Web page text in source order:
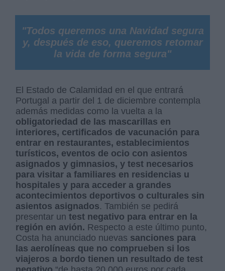
"Todos queremos una Navidad segura
y, después de eso, queremos retomar
la vida de forma segura"
El Estado de Calamidad en el que entrará
Portugal a partir del 1 de diciembre contempla
además medidas como la vuelta a la
obligatoriedad de las mascarillas en
interiores, certificados de vacunación para
entrar en restaurantes, establecimientos
turísticos, eventos de ocio con asientos
asignados y gimnasios, y test necesarios
para visitar a familiares en residencias u
hospitales y para acceder a grandes
acontecimientos deportivos o culturales sin
asientos asignados. También se pedirá
presentar untest negativo para entrar en la
región en avión. Respecto a este último punto,
Costa ha anunciado nuevas sanciones para
las aerolíneas que no comprueben si los
viajeros a bordo tienen un resultado de test